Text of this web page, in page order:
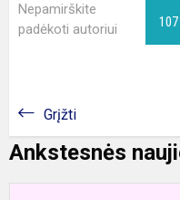
Nepamirškite
padėkoti autoriui
107
Grįžti
Ankstesnės